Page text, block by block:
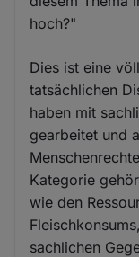
hoch?"
Dies ist eine
tatsächlichen
haben mit
gearbeitet und
Kategorie
wie den
sachlichen